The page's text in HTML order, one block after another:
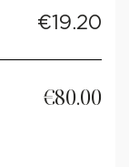
€19.20
€80.00